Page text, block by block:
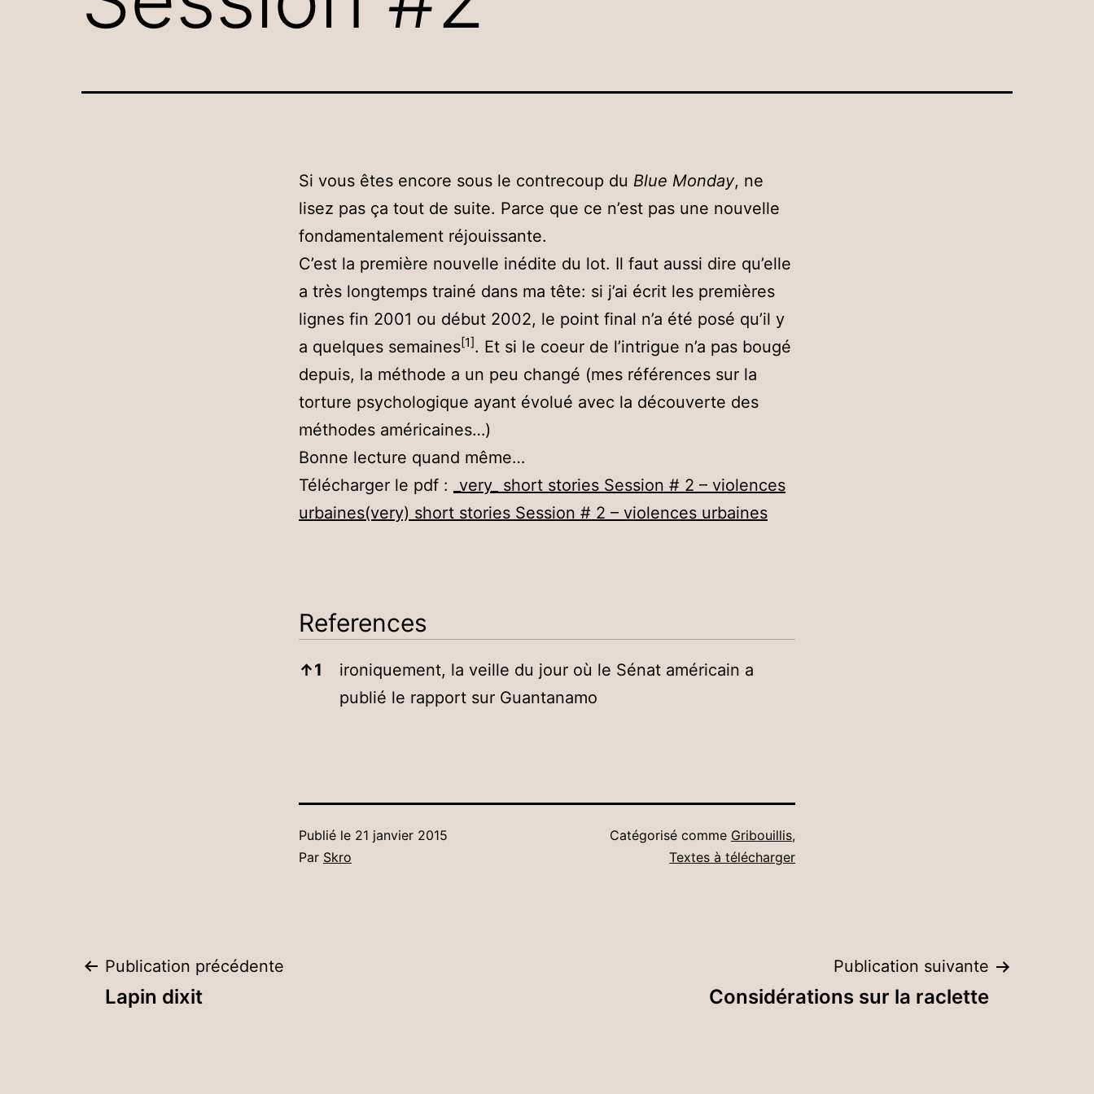
Si vous êtes encore sous le contrecoup du Blue Monday, ne
lisez pas ça tout de suite. Parce que ce n’est pas une nouvelle
fondamentalement réjouissante.
C’est la première nouvelle inédite du lot. Il faut aussi dire qu’elle
a très longtemps trainé dans ma tête: si j’ai écrit les premières
lignes fin 2001 ou début 2002, le point final n’a été posé qu’il y
a quelques semaines[1]. Et si le coeur de l’intrigue n’a pas bougé
depuis, la méthode a un peu changé (mes références sur la
torture psychologique ayant évolué avec la découverte des
méthodes américaines…)
Bonne lecture quand même…
Télécharger le pdf :
_very_ short stories Session # 2 – violences
urbaines(very) short stories Session # 2 – violences urbaines
References
References
↑1
ironiquement, la veille du jour où le Sénat américain a
publié le rapport sur Guantanamo
Publié le 21 janvier 2015
Par Skro
Catégorisé comme Gribouillis,
Textes à télécharger
Navigation
Publication précédente
Lapin dixit
Publication suivante
Considérations sur la raclette